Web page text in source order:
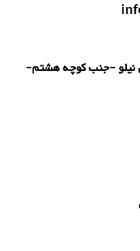
نيلو -جنب كوچه هشتم-